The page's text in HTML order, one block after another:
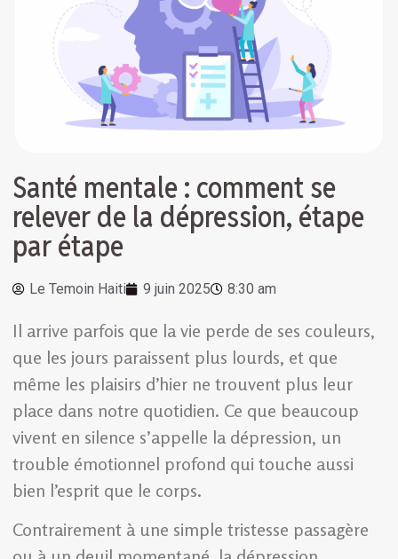
Santé mentale : comment se
relever de la dépression, étape
par étape
Le Temoin Haiti 9 juin 2025 8:30 am
Il arrive parfois que la vie perde de ses couleurs,
que les jours paraissent plus lourds, et que
même les plaisirs d’hier ne trouvent plus leur
place dans notre quotidien. Ce que beaucoup
vivent en silence s’appelle la dépression, un
trouble émotionnel profond qui touche aussi
bien l’esprit que le corps.
Contrairement à une simple tristesse passagère